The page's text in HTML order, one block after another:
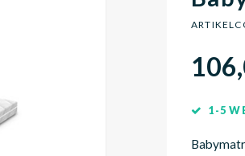
1-5